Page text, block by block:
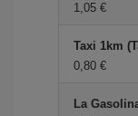
1,05 €
Taxi 1km
0,80 €
La